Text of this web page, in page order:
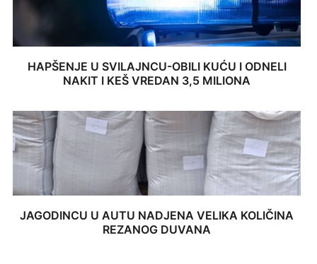
HAPŠENJE U SVILAJNCU-OBILI KUĆU I ODNELI
NAKIT I KEŠ VREDAN 3,5 MILIONA
JAGODINCU U AUTU NADJENA VELIKA KOLIČINA
REZANOG DUVANA